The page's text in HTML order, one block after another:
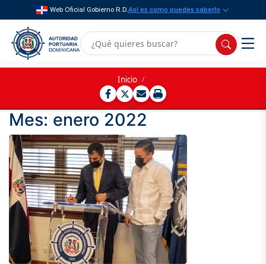
Web Oficial Gobierno R.D.Así es como puedes saberlo
Inicio /
Mes: enero 2022